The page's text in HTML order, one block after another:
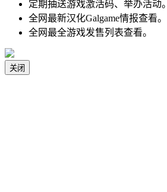
定期抽送游戏激活码、举办活动。
全网最新汉化Galgame情报查看。
全网最全游戏发售列表查看。
关闭